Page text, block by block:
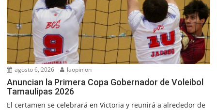
agosto 6, 2026 laopinion
Anuncian la Primera Copa Gobernador de Voleibol
Tamaulipas 2026
El certamen se celebrará en Victoria y reunirá a alrededor de